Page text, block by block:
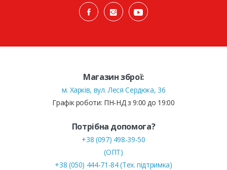
Магазин зброї:
м. Харків, вул. Леся Сердюка, 36
Графік роботи: ПН-НД з 9:00 до 19:00
Потрібна допомога?
+38 (097) 498-39-50
(ОПТ)
+38 (050) 444-71-84 (Тех. підтримка)